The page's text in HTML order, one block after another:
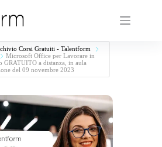
Corsi Gratuiti - Talentform
Microsoft Office per Lavorare in
GRATUITO a distanza, in aula
del 09 novembre 2023